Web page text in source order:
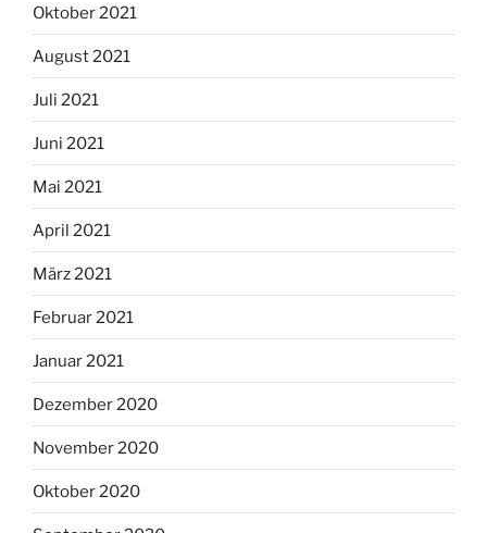
Oktober 2021
August 2021
Juli 2021
Juni 2021
Mai 2021
April 2021
März 2021
Februar 2021
Januar 2021
Dezember 2020
November 2020
Oktober 2020